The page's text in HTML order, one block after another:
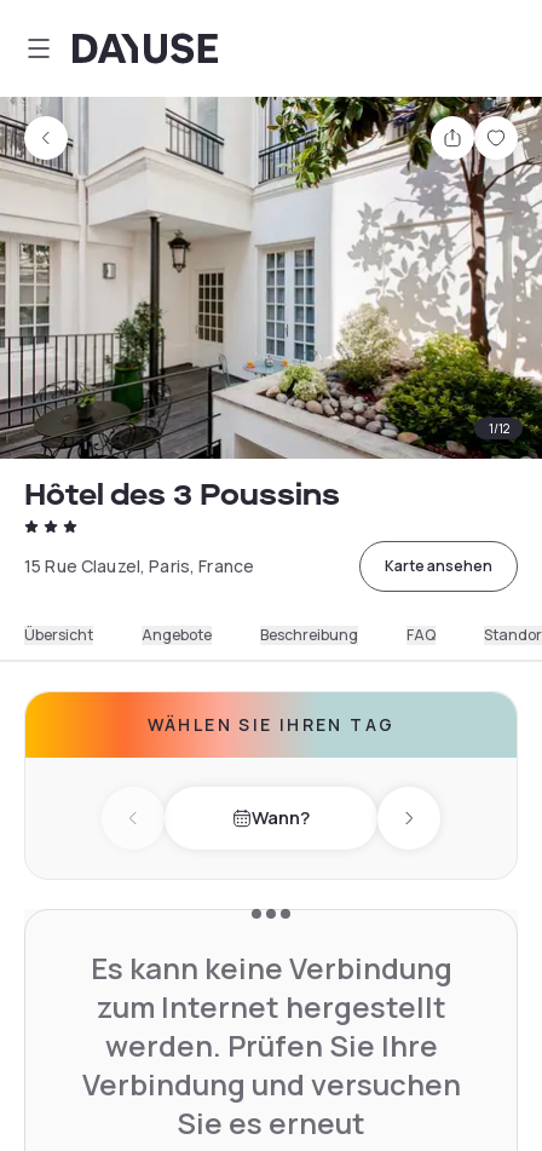
Dayuse
Teilen
1/12
Hôtel des 3 Poussins
15 Rue Clauzel, Paris, France Karte ansehen
Übersicht Angebote Beschreibung FAQ
WÄHLEN SIE IHREN TAG
Previous day Wann? Next day
Es kann keine Verbindung
zum Internet hergestellt
werden. Prüfen Sie Ihre
Verbindung und versuchen
Sie es erneut